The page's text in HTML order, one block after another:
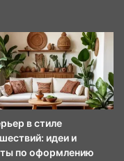
в стиле
идеи и
по оформлению